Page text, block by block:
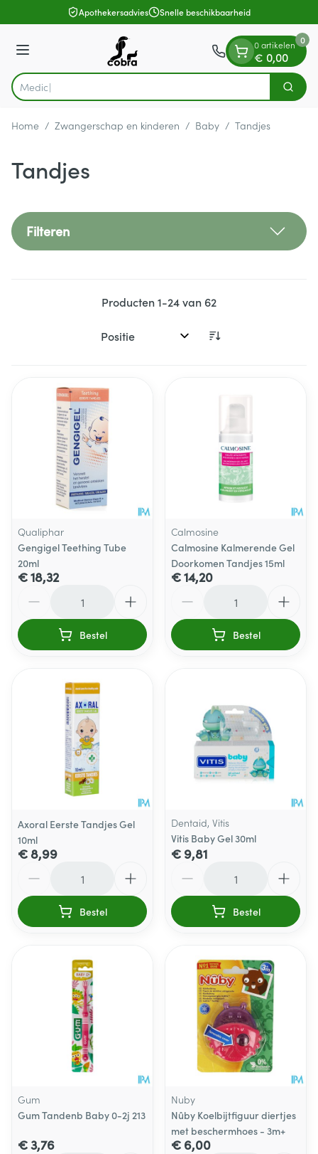
Ga naar de inhoudApothekersadvies Snelle beschikbaarheid
Menu
Product, merk, categorie...
V Zoek
0 artikelen
€ 0,00
0
Home / Zwangerschap en kinderen / Baby / Tandjes
Tandjes
Filteren
Producten1-24van 62
Sorteer op:
Qualiphar
Gengigel Teething Tube
20ml
€ 18,32
Bestel
Calmosine
Calmosine Kalmerende Gel
Doorkomen Tandjes 15ml
€ 14,20
Bestel
Axoral Eerste Tandjes Gel
10ml
€ 8,99
Bestel
Dentaid, Vitis
Vitis Baby Gel 30ml
€ 9,81
Bestel
Gum
Gum Tandenb Baby 0-2j 213
€ 3,76
Nuby
Nûby Koelbijtfiguur diertjes
met beschermhoes - 3m+
€ 6,00